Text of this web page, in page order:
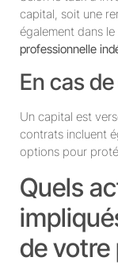
capital, soit une
également dans
professionnelle
En cas
Un capital est
contrats incluent
options pour
Quels
de votre